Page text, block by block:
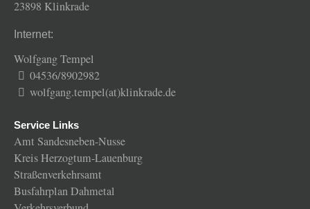
23898 Klinkrade
Internet:
Wolfgang Tempel
04536/8902982
wolfgang.tempel(at)klinkrade.de
Service Links
Amt Sandesneben-Nusse
Kreis Herzogtum-Lauenburg
Straßenverkehrsamt
Busfahrplan Dahmetal